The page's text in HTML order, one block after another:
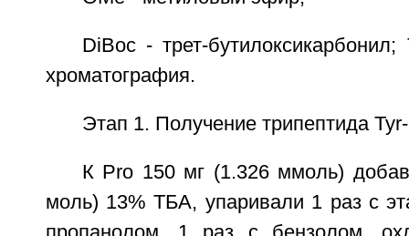
DiBoc - трет-
хроматография.
Этап 1. Получение трипептида
К Pro 150 мг (1.326 ммоль)
моль) 13% ТБА, упаривали 1 раз с